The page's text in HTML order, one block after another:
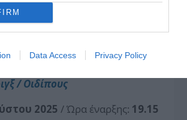
Data Access Privacy Policy
/ Οιδίπους
2025 / Ώρα έναρξης: 19.15